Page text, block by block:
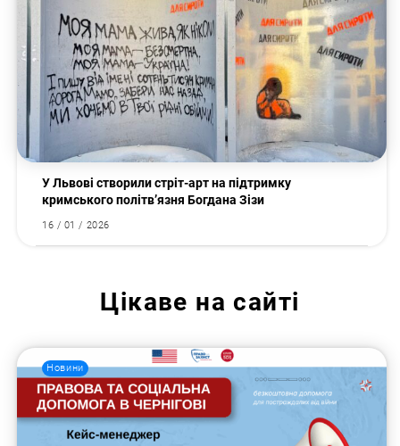
У Львові створили стріт-арт на підтримку
кримського політв’язня Богдана Зізи
16 / 01 / 2026
Цікаве на сайті
Новини